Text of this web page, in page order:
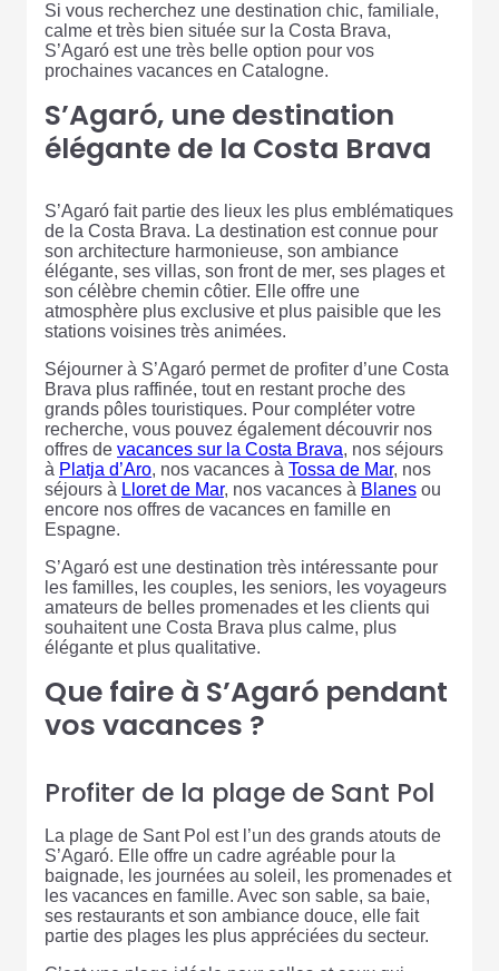
Si vous recherchez une destination chic, familiale,
calme et très bien située sur la Costa Brava,
S’Agaró est une très belle option pour vos
prochaines vacances en Catalogne.
S’Agaró, une destination
élégante de la Costa Brava
S’Agaró fait partie des lieux les plus emblématiques
de la Costa Brava. La destination est connue pour
son architecture harmonieuse, son ambiance
élégante, ses villas, son front de mer, ses plages et
son célèbre chemin côtier. Elle offre une
atmosphère plus exclusive et plus paisible que les
stations voisines très animées.
Séjourner à S’Agaró permet de profiter d’une Costa
Brava plus raffinée, tout en restant proche des
grands pôles touristiques. Pour compléter votre
recherche, vous pouvez également découvrir nos
offres de vacances sur la Costa Brava, nos séjours
à Platja d’Aro, nos vacances à Tossa de Mar, nos
séjours à Lloret de Mar, nos vacances à Blanes ou
encore nos offres de vacances en famille en
Espagne.
S’Agaró est une destination très intéressante pour
les familles, les couples, les seniors, les voyageurs
amateurs de belles promenades et les clients qui
souhaitent une Costa Brava plus calme, plus
élégante et plus qualitative.
Que faire à S’Agaró pendant
vos vacances ?
Profiter de la plage de Sant Pol
La plage de Sant Pol est l’un des grands atouts de
S’Agaró. Elle offre un cadre agréable pour la
baignade, les journées au soleil, les promenades et
les vacances en famille. Avec son sable, sa baie,
ses restaurants et son ambiance douce, elle fait
partie des plages les plus appréciées du secteur.